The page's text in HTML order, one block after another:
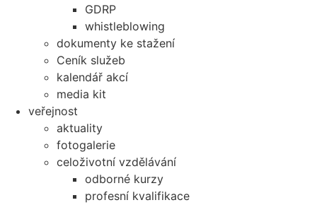
GDRP
whistleblowing
dokumenty ke stažení
Ceník služeb
kalendář akcí
media kit
veřejnost
aktuality
fotogalerie
celoživotní vzdělávání
odborné kurzy
profesní kvalifikace